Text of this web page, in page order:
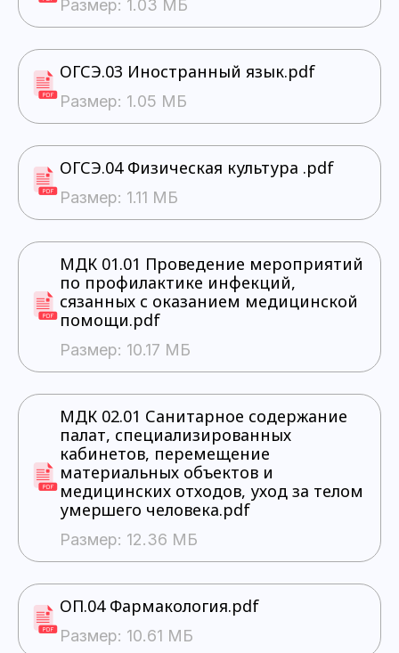
Размер: 1.03 МБ
ОГСЭ.03 Иностранный язык.pdf
Размер: 1.05 МБ
ОГСЭ.04 Физическая культура .pdf
Размер: 1.11 МБ
МДК 01.01 Проведение мероприятий
по профилактике инфекций,
сязанных с оказанием медицинской
помощи.pdf
Размер: 10.17 МБ
МДК 02.01 Санитарное содержание
палат, специализированных
кабинетов, перемещение
материальных объектов и
медицинских отходов, уход за телом
умершего человека.pdf
Размер: 12.36 МБ
ОП.04 Фармакология.pdf
Размер: 10.61 МБ